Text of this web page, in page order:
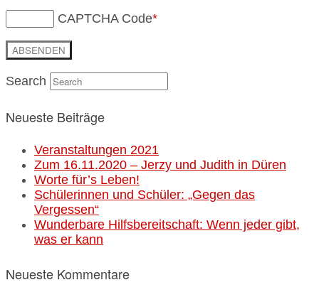
CAPTCHA Code*
Search
Neueste Beiträge
Veranstaltungen 2021
Zum 16.11.2020 – Jerzy und Judith in Düren
Worte für’s Leben!
Schülerinnen und Schüler: „Gegen das
Vergessen“
Wunderbare Hilfsbereitschaft: Wenn jeder gibt,
was er kann
Neueste Kommentare